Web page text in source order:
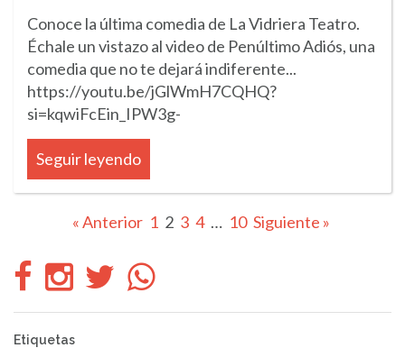
Conoce la última comedia de La Vidriera Teatro.
Échale un vistazo al video de Penúltimo Adiós, una
comedia que no te dejará indiferente...
https://youtu.be/jGlWmH7CQHQ?
si=kqwiFcEin_IPW3g-
Seguir leyendo
« Anterior 1 2 3 4 … 10 Siguiente »
Etiquetas